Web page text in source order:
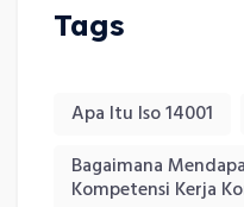
Tags
Apa Itu Iso 14001
Bagaimana
Kompetensi Kerja